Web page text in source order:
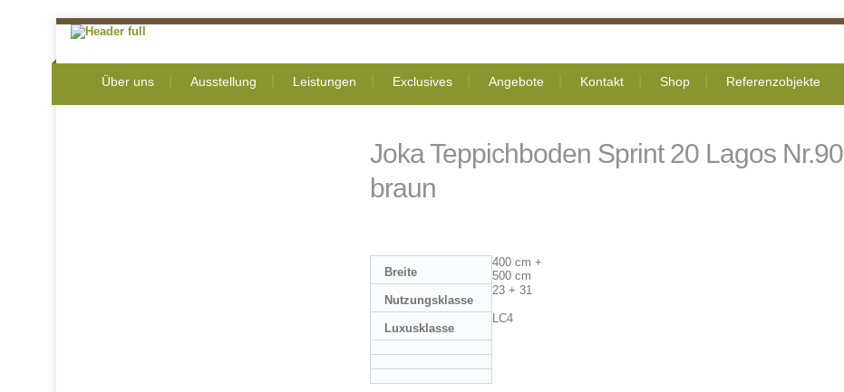
Über uns Ausstellung Leistungen Exclusives Angebote Kontakt Shop Referenzobjekte
Joka Teppichboden Sprint 20 Lagos Nr.90
braun
Breite
400 cm +
500 cm
Nutzungsklasse
23 + 31
Luxusklasse
LC4